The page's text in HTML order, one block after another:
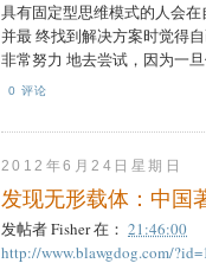
具有固定型思维模式的人会
并最 终找到解决方案时觉得
非常努力 地去尝试，因为一
0 评论
2012年6月24日星期日
发现无形载体：中国
发帖者Fisher在： 21:46:00
http://www.blawgdog.com/